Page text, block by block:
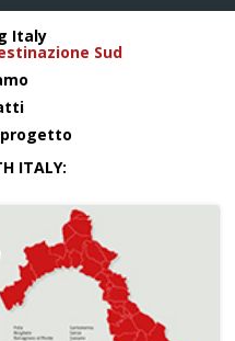
Italy
Sud
ITALY: